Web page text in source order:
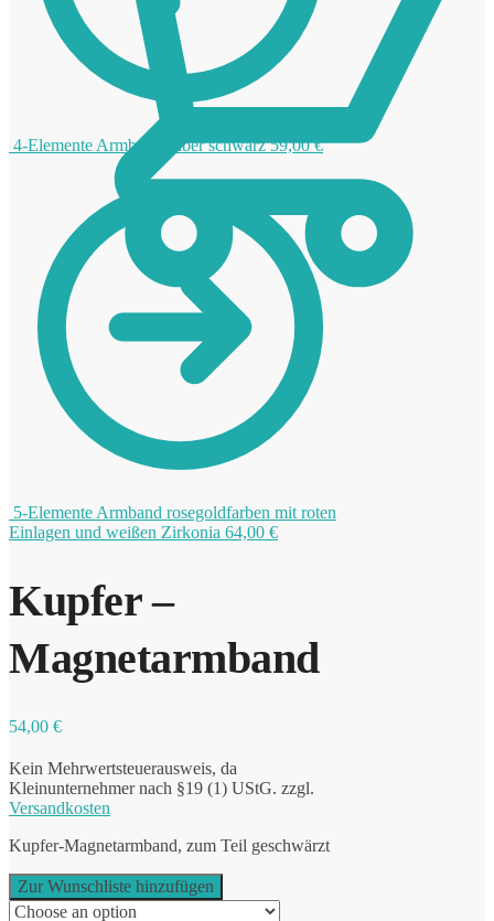
4-Elemente Armband silber schwarz 59,00€
5-Elemente Armband rosegoldfarben mit roten
Einlagen und weißen Zirkonia 64,00 €
Kupfer –
Magnetarmband
54,00 €
Kein Mehrwertsteuerausweis, da
Kleinunternehmer nach §19 (1) UStG. zzgl.
Versandkosten
Kupfer-Magnetarmband, zum Teil geschwärzt
Zur Wunschliste hinzufügen